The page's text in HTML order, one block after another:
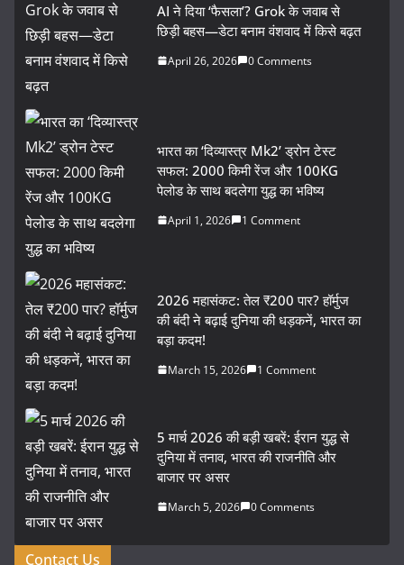
AI ने दिया ‘फैसला’? Grok के जवाब से
छिड़ी बहस—डेटा बनाम वंशवाद में किसे बढ़त
April 26, 2026 0 Comments
भारत का ‘दिव्यास्त्र Mk2’ ड्रोन टेस्ट
सफल: 2000 किमी रेंज और 100KG
पेलोड के साथ बदलेगा युद्ध का भविष्य
April 1, 2026 1 Comment
2026 महासंकट: तेल ₹200 पार? हॉर्मुज
की बंदी ने बढ़ाई दुनिया की धड़कनें, भारत का
बड़ा कदम!
March 15, 2026 1 Comment
5 मार्च 2026 की बड़ी खबरें: ईरान युद्ध से
दुनिया में तनाव, भारत की राजनीति और
बाजार पर असर
March 5, 2026 0 Comments
Contact Us